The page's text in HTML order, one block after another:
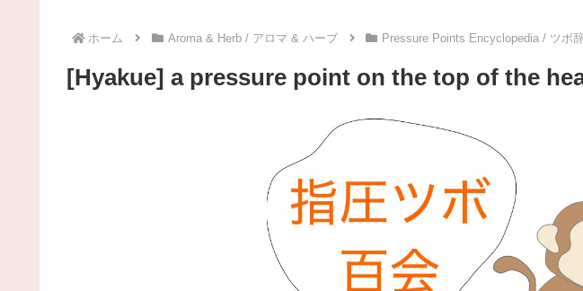
ホーム Aroma & Herb / アロマ & ハーブ Pressure Points Encyclopedia / ツボ
[Hyakue] a pressure point on the top of the